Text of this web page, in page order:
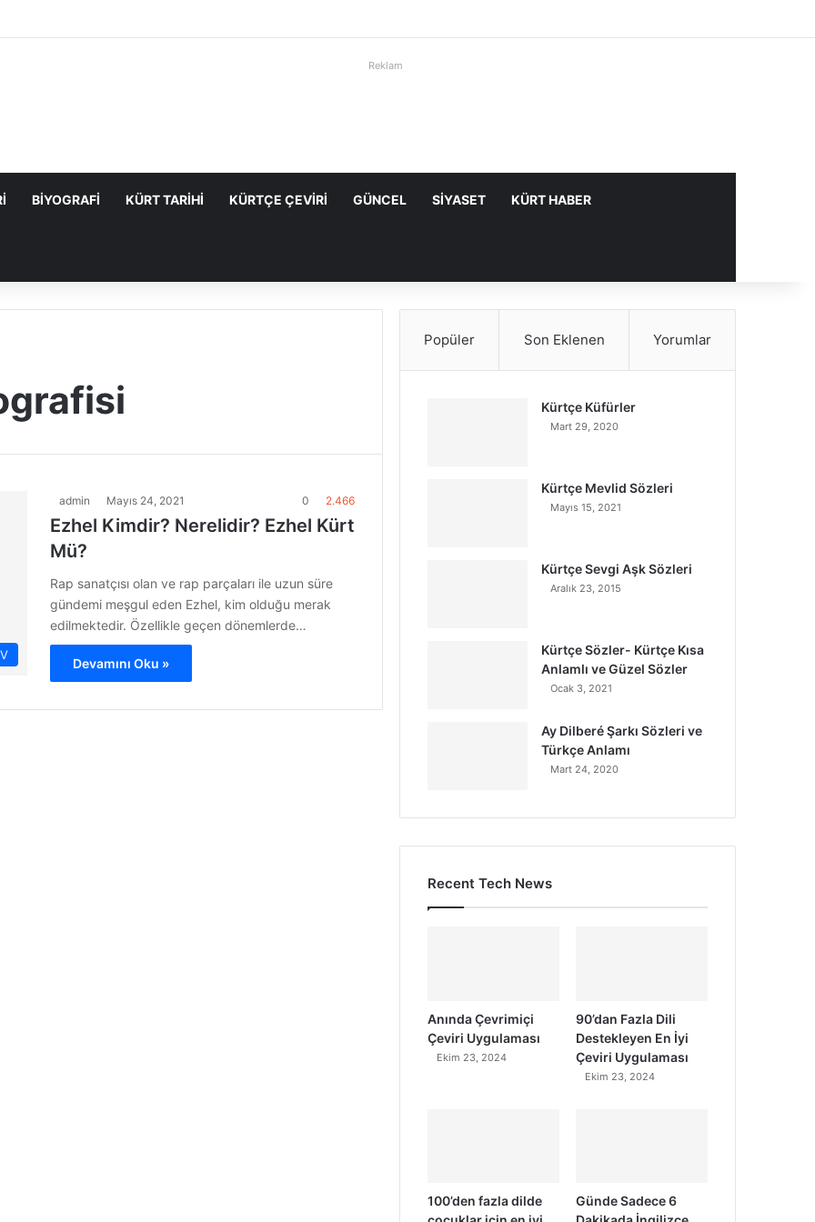
Reklam
BIYOGRAFI KÜRT TARIHI KÜRTÇE ÇEVIRI GÜNCEL SIYASET KÜRT HABER
admin Mayıs 24, 2021 0 2.466
Ezhel Kimdir? Nerelidir? Ezhel Kürt
Mü?
Rap sanatçısı olan ve rap parçaları ile uzun süre
gündemi meşgul eden Ezhel, kim olduğu merak
edilmektedir. Özellikle geçen dönemlerde…
Devamını Oku »
Popüler Son Eklenen Yorumlar
Kürtçe Küfürler
Mart 29, 2020
Kürtçe Mevlid Sözleri
Mayıs 15, 2021
Kürtçe Sevgi Aşk Sözleri
Aralık 23, 2015
Kürtçe Sözler- Kürtçe Kısa
Anlamlı ve Güzel Sözler
Ocak 3, 2021
Ay Dilberé Şarkı Sözleri ve
Türkçe Anlamı
Mart 24, 2020
Recent Tech News
Anında Çevrimiçi
Çeviri Uygulaması
Ekim 23, 2024
90’dan Fazla Dili
Destekleyen En İyi
Çeviri Uygulaması
Ekim 23, 2024
100’den fazla dilde
Günde Sadece 6